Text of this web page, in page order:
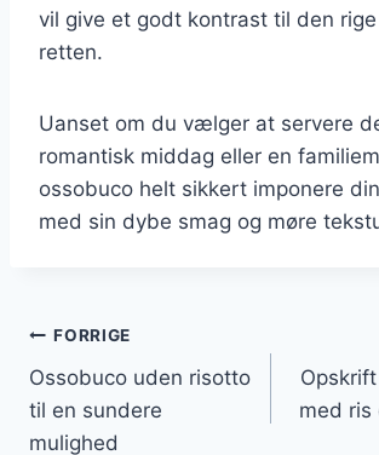
vil give et godt kontrast til den
retten.
Uanset om du vælger at servere
romantisk middag eller en
ossobuco helt sikkert imponere
med sin dybe smag og møre
Indlægsnavigation
FORRIGE
Ossobuco uden risotto
til en sundere
mulighed
med ris